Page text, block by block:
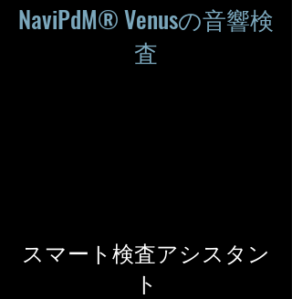
NaviPdM® Venusの音響検
査
スマート検査アシスタン
ト